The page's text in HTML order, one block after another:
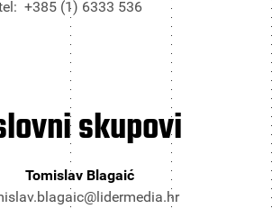
+385 (1) 6333 536
skupovi
Tomislav Blagaić